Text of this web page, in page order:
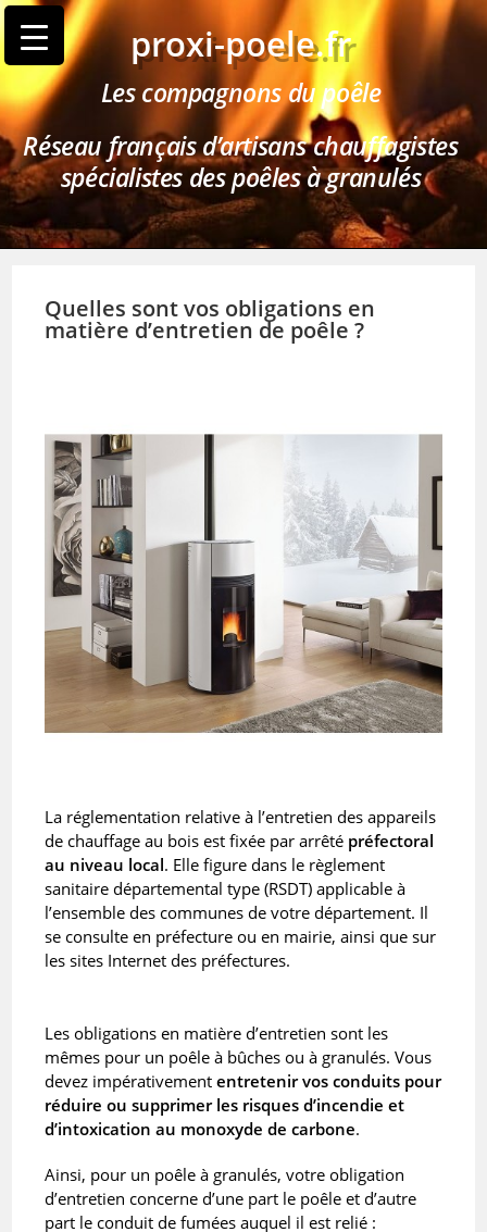
proxi-poele.fr
Les compagnons du poêle
Réseau français d’artisans chauffagistes
spécialistes des poêles à granulés
Quelles sont vos obligations en
matière d’entretien de poêle ?
La réglementation relative à l’entretien des appareils
de chauffage au bois est fixée par arrêté préfectoral
au niveau local. Elle figure dans le règlement
sanitaire départemental type (RSDT) applicable à
l’ensemble des communes de votre département. Il
se consulte en préfecture ou en mairie, ainsi que sur
les sites Internet des préfectures.
Les obligations en matière d’entretien sont les
mêmes pour un poêle à bûches ou à granulés. Vous
devez impérativemententretenir vos conduits pour
réduire ou supprimer les risques d’incendie et
d’intoxication au monoxyde de carbone.
Ainsi, pour un poêle à granulés, votre obligation
d’entretien concerne d’une part le poêle et d’autre
part le conduit de fumées auquel il est relié :